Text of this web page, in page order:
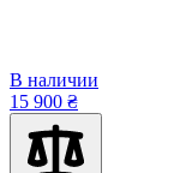
В наличии
15 900 ₴